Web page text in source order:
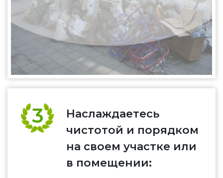
Наслаждаетесь
чистотой и порядком
на своем участке или
в помещении: